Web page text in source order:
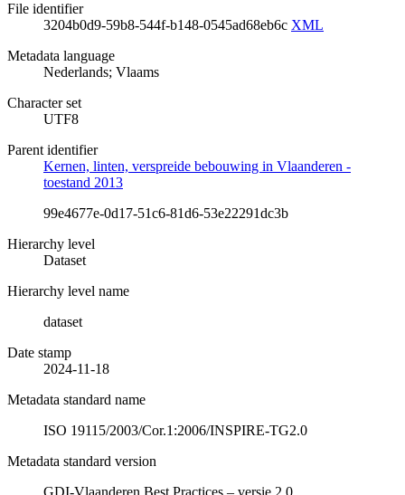
File identifier
3204b0d9-59b8-544f-b148-0545ad68eb6c XML
Metadata language
Nederlands; Vlaams
Character set
UTF8
Parent identifier
Kernen, linten, verspreide bebouwing in Vlaanderen -
toestand 2013
99e4677e-0d17-51c6-81d6-53e22291dc3b
Hierarchy level
Dataset
Hierarchy level name
dataset
Date stamp
2024-11-18
Metadata standard name
ISO 19115/2003/Cor.1:2006/INSPIRE-TG2.0
Metadata standard version
GDI-Vlaanderen Best Practices – versie 2.0